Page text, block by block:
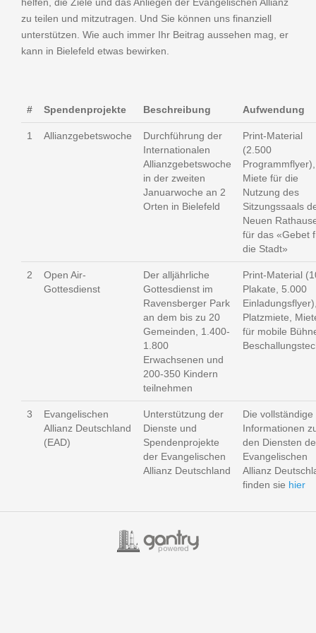
zu teilen und mitzutragen. Und Sie können uns finanziell
unterstützen. Wie auch immer Ihr Beitrag aussehen mag, er
kann in Bielefeld etwas bewirken.
# Spendenprojekte Beschreibung Aufwendung
1 Allianzgebetswoche
Durchführung der
Internationalen
Allianzgebetswoche
in der zweiten
Januarwoche an 2
Orten in Bielefeld
Print-Material
(2.500
Programmflyer),
Miete für die
Nutzung des
Sitzungssaals
Neuen
für das «Gebet
die Stadt»
2
Open Air-
Gottesdienst
Der alljährliche
Gottesdienst im
Ravensberger Park
an dem bis zu 20
Gemeinden, 1.400-
1.800
Erwachsenen und
200-350 Kindern
teilnehmen
Print-Material
Plakate, 5.000
Platzmiete,
für mobile
3
Evangelischen
Allianz Deutschland
(EAD)
Unterstützung der
Dienste und
Spendenprojekte
der Evangelischen
Allianz Deutschland
Die vollständige
Informationen
den Diensten
Evangelischen
Allianz
finden sie hier